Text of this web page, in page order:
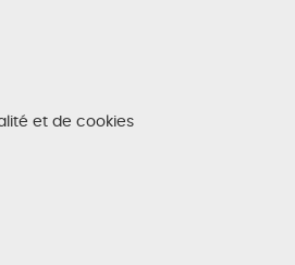
et de cookies